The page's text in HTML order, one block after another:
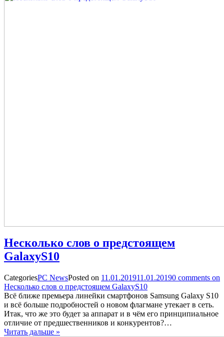
Несколько слов о предстоящем
GalaxyS10
CategoriesPC NewsPosted on 11.01.201911.01.20190 comments on
Несколько слов о предстоящем GalaxyS10
Всё ближе премьера линейки смартфонов Samsung Galaxy S10
и всё больше подробностей о новом флагмане утекает в сеть.
Итак, что же это будет за аппарат и в чём его принципиальное
отличие от предшественников и конкурентов?…
Читать дальше »